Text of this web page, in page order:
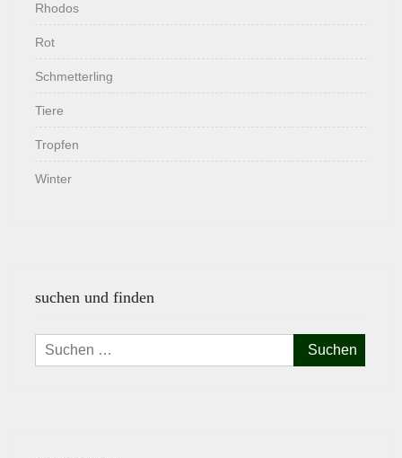
Rhodos
Rot
Schmetterling
Tiere
Tropfen
Winter
suchen und finden
Suchen
nach: